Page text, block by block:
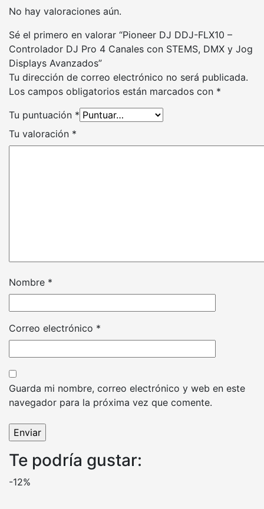
No hay valoraciones aún.
Sé el primero en valorar “Pioneer DJ DDJ-FLX10 –
Controlador DJ Pro 4 Canales con STEMS, DMX y Jog
Displays Avanzados”
Tu dirección de correo electrónico no será publicada.
Los campos obligatorios están marcados con *
Tu puntuación *
Tu valoración *
Nombre *
Correo electrónico *
Guarda mi nombre, correo electrónico y web en este
navegador para la próxima vez que comente.
Te podría gustar:
-12%